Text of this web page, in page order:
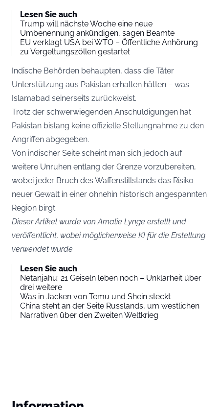
Lesen Sie auch
Trump will nächste Woche eine neue
Umbenennung ankündigen, sagen Beamte
EU verklagt USA bei WTO – Öffentliche Anhörung
zu Vergeltungszöllen gestartet
Indische Behörden behaupten, dass die Täter
Unterstützung aus Pakistan erhalten hätten – was
Islamabad seinerseits zurückweist.
Trotz der schwerwiegenden Anschuldigungen hat
Pakistan bislang keine offizielle Stellungnahme zu den
Angriffen abgegeben.
Von indischer Seite scheint man sich jedoch auf
weitere Unruhen entlang der Grenze vorzubereiten,
wobei jeder Bruch des Waffenstillstands das Risiko
neuer Gewalt in einer ohnehin historisch angespannten
Region birgt.
Dieser Artikel wurde von Amalie Lynge erstellt und
veröffentlicht, wobei möglicherweise KI für die Erstellung
verwendet wurde
Lesen Sie auch
Netanjahu: 21 Geiseln leben noch – Unklarheit über
drei weitere
Was in Jacken von Temu und Shein steckt
China steht an der Seite Russlands, um westlichen
Narrativen über den Zweiten Weltkrieg